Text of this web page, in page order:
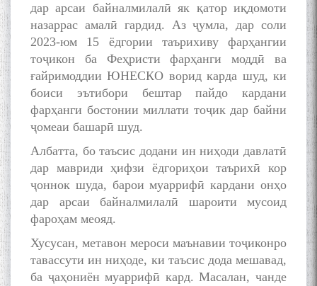
дар арсаи байналмилалӣ як қатор иқдомоти
назаррас амалӣ гардид. Аз ҷумла, дар соли
2023-юм 15 ёдгории таърихиву фарҳангии
тоҷикон ба Феҳристи фарҳанги моддӣ ва
ғайримоддии ЮНЕСКО ворид карда шуд, ки
боиси эътибори бештар пайдо кардани
фарҳанги бостонии миллати тоҷик дар байни
ҷомеаи башарӣ шуд.
Албатта, бо таъсис додани ин ниҳоди давлатӣ
дар мавриди ҳифзи ёдгориҳои таърихӣ кор
ҷоннок шуда, барои муаррифӣ кардани онҳо
дар арсаи байналмилалӣ шароити мусоид
фароҳам меояд.
Хусусан, метавон мероси маънавии тоҷиконро
тавассути ин ниҳоде, ки таъсис дода мешавад,
ба ҷаҳониён муаррифӣ кард. Масалан, чанде
به عبارت دیگر: گفتگو با مومن
قناعت Mumin Qanoat
Сухбати навқаламон бо
Муъмин Қаноат\Meeting of
young talents with Mumyin